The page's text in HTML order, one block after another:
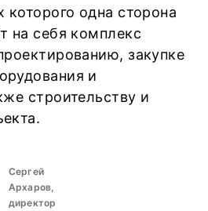
которого одна сторона
на себя комплекс
закупке
и
строительству и
Сергей
Архаров,
директор